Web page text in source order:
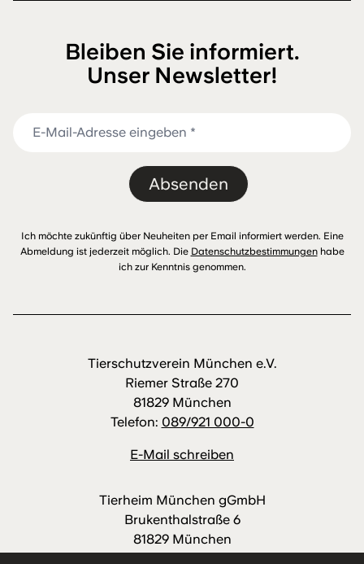
Tierschutzverein München e.V.
Riemer Straße 270
81829 München
Telefon: 089/921 000-0
E-Mail schreiben
Tierheim München gGmbH
Brukenthalstraße 6
81829 München
Bleiben Sie informiert.
Unser Newsletter!
Absenden
Ich möchte zukünftig über Neuheiten per Email informiert werden. Eine
Abmeldung ist jederzeit möglich. Die Datenschutzbestimmungenhabe
ich zur Kenntnis genommen.